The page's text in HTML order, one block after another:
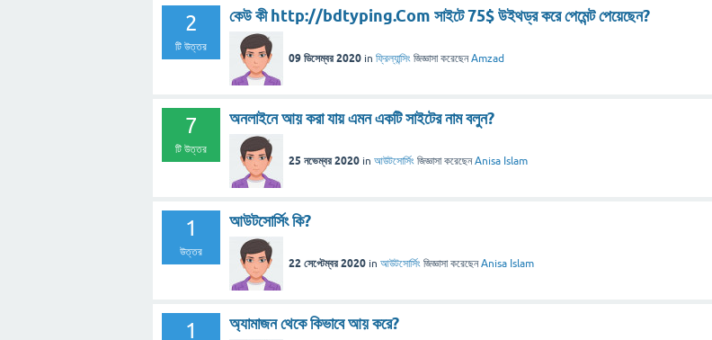
2
টি উত্তর
কেউ কী http://bdtyping.Com সাইটে 75$ উইথড্র করে পেমেন্ট পেয়েছেন?
09 ডিসেম্বর 2020 in ফ্রিল্যান্সিং জিজ্ঞাসা করেছেনAmzad
7
টি উত্তর
অনলাইনে আয় করা যায় এমন একটি সাইটের নাম বলুন?
25 নভেম্বর 2020 in আউটসোর্সিং জিজ্ঞাসা করেছেনAnisa Islam
1
উত্তর
আউটসোর্সিং কি?
22 সেপ্টেম্বর 2020 in আউটসোর্সিং জিজ্ঞাসা করেছেনAnisa Islam
1 অ্যামাজন থেকে কিভাবে আয় করে?